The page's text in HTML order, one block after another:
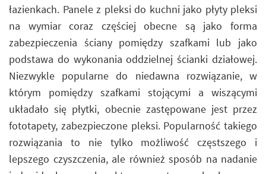
łazienkach. Panele z pleksi do kuchni jako płyty pleksi
na wymiar coraz częściej obecne są jako forma
zabezpieczenia ściany pomiędzy szafkami lub jako
podstawa do wykonania oddzielnej ścianki działowej.
Niezwykle popularne do niedawna rozwiązanie, w
którym pomiędzy szafkami stojącymi a wiszącymi
układało się płytki, obecnie zastępowane jest przez
fototapety, zabezpieczone pleksi. Popularność takiego
rozwiązania to nie tylko możliwość częstszego i
lepszego czyszczenia, ale również sposób na nadanie